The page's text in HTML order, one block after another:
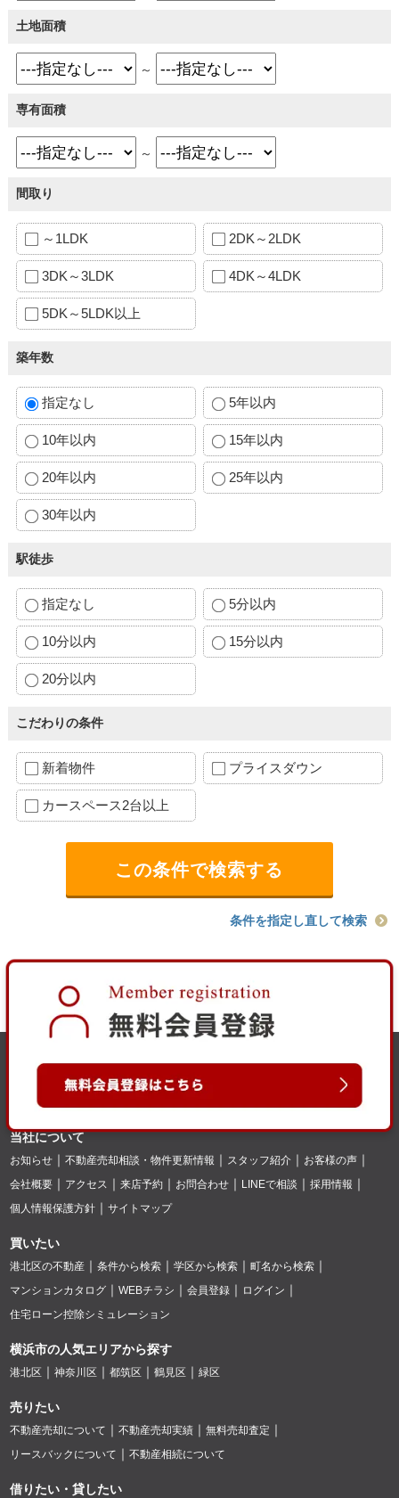
土地面積
～
専有面積
～
間取り
～1LDK 2DK～2LDK
3DK～3LDK 4DK～4LDK
5DK～5LDK以上
築年数
指定なし 5年以内
10年以内 15年以内
20年以内 25年以内
30年以内
駅徒歩
指定なし 5分以内
10分以内 15分以内
20分以内
こだわりの条件
新着物件 プライスダウン
カースペース2台以上
条件を指定し直して検索
当社について
お知らせ 不動産売却相談・物件更新情報 スタッフ紹介
お客様の声
会社概要
アクセス 来店予約 お問合わせ LINEで相談
採用情報
個人情報保護方針
サイトマップ
買いたい
港北区の不動産 条件から検索 学区から検索
町名から検索
マンションカタログ
WEBチラシ 会員登録
ログイン
住宅ローン控除シミュレーション
横浜市の人気エリアから探す
港北区 神奈川区 都筑区 鶴見区 緑区
売りたい
不動産売却について 不動産売却実績
無料売却査定
リースバックについて
不動産相続について
借りたい・貸したい